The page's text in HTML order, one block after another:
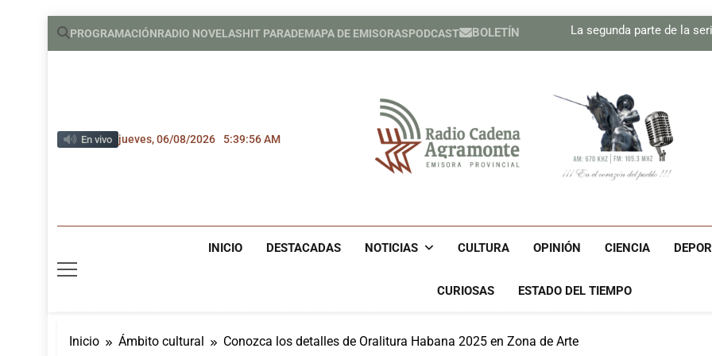
Saltar
PROGRAMACIÓNRADIO NOVELASHIT PARADEMAPA DE EMISORASPODCAST BOLETÍN
La segunda parte de la
Cubano Ronald
La segunda parte de la
Cubano Ronald
Estados Unidos ha
En vivo jueves, 06/08/2026 5:39:57 AM
Radio Cadena
INICIO DESTACADAS NOTICIAS CULTURA OPINIÓN CIENCIA
CURIOSAS ESTADO DEL TIEMPO
Inicio Ámbito cultural Conozca los detalles de Oralitura Habana 2025 en Zona de Arte